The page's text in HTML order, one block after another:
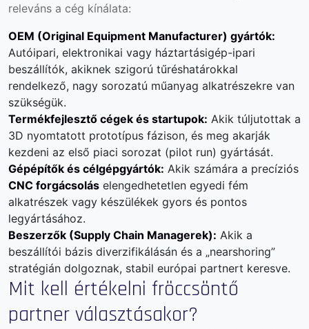
releváns a cég kínálata:
OEM (Original Equipment Manufacturer) gyártók:
Autóipari, elektronikai vagy háztartásigép-ipari
beszállítók, akiknek szigorú tűréshatárokkal
rendelkező, nagy sorozatú műanyag alkatrészekre van
szükségük.
Termékfejlesztő cégek és startupok: Akik túljutottak a
3D nyomtatott prototípus fázison, és meg akarják
kezdeni az első piaci sorozat (pilot run) gyártását.
Gépépítők és célgépgyártók: Akik számára a precíziós
CNC forgácsolás elengedhetetlen egyedi fém
alkatrészek vagy készülékek gyors és pontos
legyártásához.
Beszerzők (Supply Chain Managerek): Akik a
beszállítói bázis diverzifikálásán és a „nearshoring”
stratégián dolgoznak, stabil európai partnert keresve.
Mit kell értékelni fröccsöntő
partner választásakor?